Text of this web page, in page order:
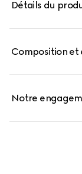
cet accessoire.
Détails du
Composition et
Notre